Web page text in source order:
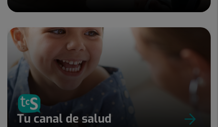
Tu canal de salud